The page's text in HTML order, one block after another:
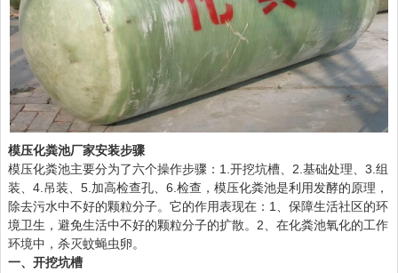
模压化粪池厂家安装步骤
模压化粪池主要分为了六个操作步骤：1.开挖坑槽、2.基础处理、3.组
装、4.吊装、5.加高检查孔、6.检查，模压化粪池是利用发酵的原理，
除去污水中不好的颗粒分子。它的作用表现在：1、保障生活社区的环
境卫生，避免生活中不好的颗粒分子的扩散。2、在化粪池氧化的工作
环境中，杀灭蚊蝇虫卵。
一、开挖坑槽